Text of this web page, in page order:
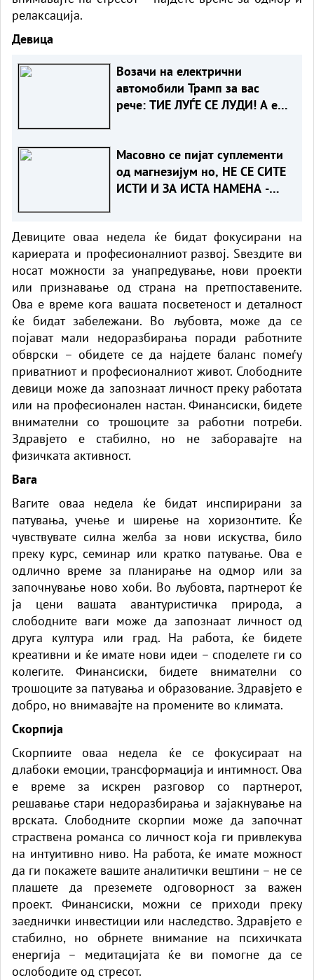
релаксација.
Девица
Возачи на електрични
автомобили Трамп за вас
рече: ТИЕ ЛУЃЕ СЕ ЛУДИ! А еве
Масовно се пијат суплементи
од магнезијум но, НЕ СЕ СИТЕ
ИСТИ И ЗА ИСТА НАМЕНА -
Девиците оваа недела ќе бидат фокусирани на
кариерата и професионалниот развој. Ѕвездите ви
носат можности за унапредување, нови проекти
или признавање од страна на претпоставените.
Ова е време кога вашата посветеност и деталност
ќе бидат забележани. Во љубовта, може да се
појават мали недоразбирања поради работните
обврски – обидете се да најдете баланс помеѓу
приватниот и професионалниот живот. Слободните
девици може да запознаат личност преку работата
или на професионален настан. Финансиски, бидете
внимателни со трошоците за работни потреби.
Здравјето е стабилно, но не заборавајте на
физичката активност.
Вага
Вагите оваа недела ќе бидат инспирирани за
патувања, учење и ширење на хоризонтите. Ќе
чувствувате силна желба за нови искуства, било
преку курс, семинар или кратко патување. Ова е
одлично време за планирање на одмор или за
започнување ново хоби. Во љубовта, партнерот ќе
ја цени вашата авантуристичка природа, а
слободните ваги може да запознаат личност од
друга култура или град. На работа, ќе бидете
креативни и ќе имате нови идеи – споделете ги со
колегите. Финансиски, бидете внимателни со
трошоците за патувања и образование. Здравјето е
добро, но внимавајте на промените во климата.
Скорпија
Скорпиите оваа недела ќе се фокусираат на
длабоки емоции, трансформација и интимност. Ова
е време за искрен разговор со партнерот,
решавање стари недоразбирања и зајакнување на
врската. Слободните скорпии може да започнат
страствена романса со личност која ги привлекува
на интуитивно ниво. На работа, ќе имате можност
да ги покажете вашите аналитички вештини – не се
плашете да преземете одговорност за важен
проект. Финансиски, можни се приходи преку
заеднички инвестиции или наследство. Здравјето е
стабилно, но обрнете внимание на психичката
енергија – медитацијата ќе ви помогне да се
ослободите од стресот.